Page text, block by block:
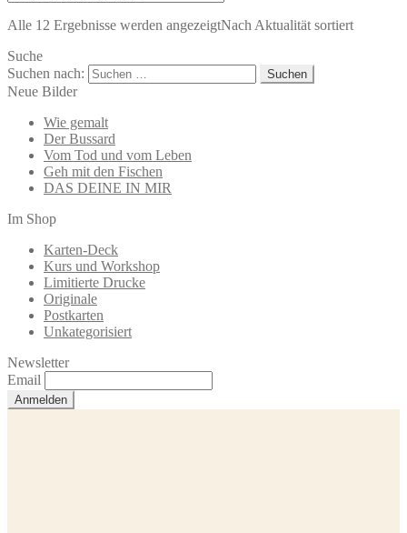
Alle 12 Ergebnisse werden angezeigtNach Aktualität sortiert
Suche
Suchen nach:
Neue Bilder
Wie gemalt
Der Bussard
Vom Tod und vom Leben
Geh mit den Fischen
DAS DEINE IN MIR
Im Shop
Karten-Deck
Kurs und Workshop
Limitierte Drucke
Originale
Postkarten
Unkategorisiert
Newsletter
Email